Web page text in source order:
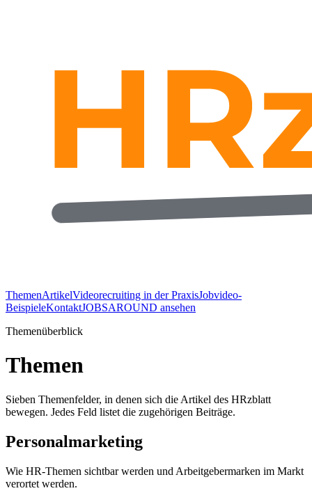
ThemenArtikelVideorecruiting in der PraxisJobvideo-
BeispieleKontaktJOBSAROUND ansehen
Themenüberblick
Themen
Sieben Themenfelder, in denen sich die Artikel des HRzblatt
bewegen. Jedes Feld listet die zugehörigen Beiträge.
Personalmarketing
Wie HR-Themen sichtbar werden und Arbeitgebermarken im Markt
verortet werden.